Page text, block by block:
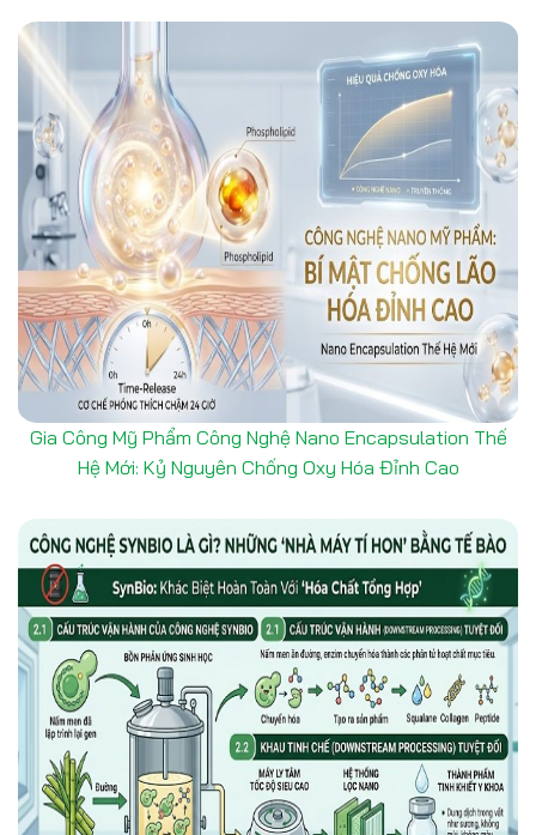
Gia Công Mỹ Phẩm Công Nghệ Nano Encapsulation Thế
Hệ Mới: Kỷ Nguyên Chống Oxy Hóa Đỉnh Cao